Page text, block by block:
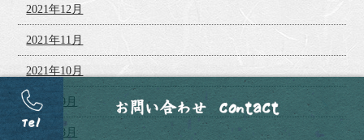
2021年12月
2021年11月
2021年10月
2021年9月
2021年8月